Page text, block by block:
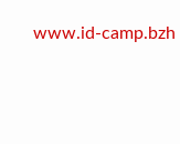
www.id-camp.bzh